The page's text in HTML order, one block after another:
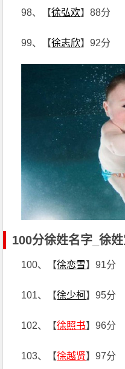
98、【徐弘欢】88分
99、【徐志欣】92分
100分徐姓名字_徐
100、【徐恋雪】91分
101、【徐少柯】95分
102、【徐照书】96分
103、【徐越贤】97分